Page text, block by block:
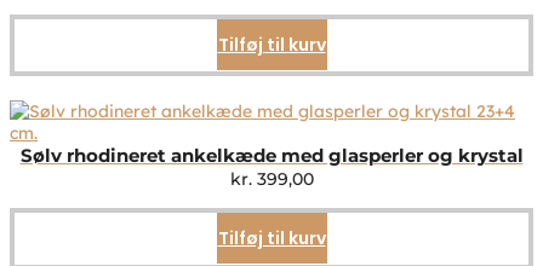
Tilføj til kurv
Sølv rhodineret ankelkæde med glasperler og krystal
kr.399,00
Tilføj til kurv